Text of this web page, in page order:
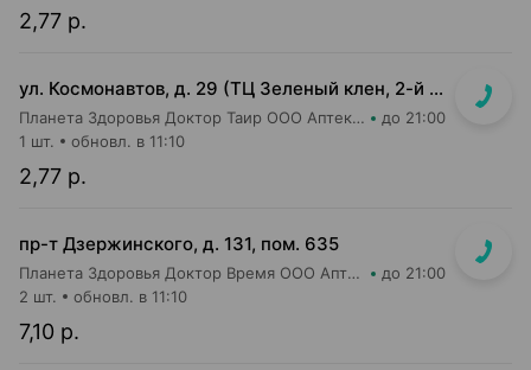
2,77 р.
ул. Космонавтов, д. 29 (ТЦ Зеленый клен, 2-й этаж)
Планета Здоровья Доктор Таир ООО Аптека №6 до 21:00
2,77 р.
1 шт. обновл. в 11:10
пр-т Дзержинского, д. 131, пом. 635
Планета Здоровья Доктор Время ООО Аптека №52 до 21:00
7,10 р.
2 шт. обновл. в 11:10